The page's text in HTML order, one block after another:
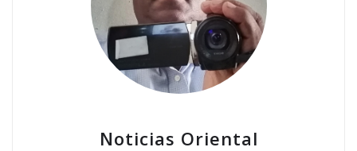
Noticias Oriental